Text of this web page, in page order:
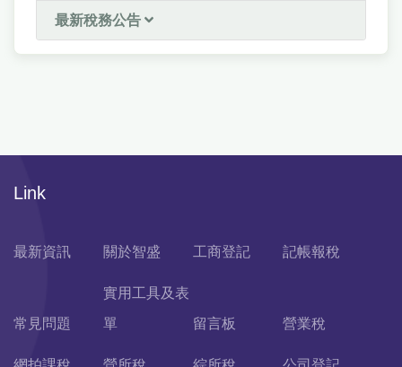
最新稅務公告
Link
最新資訊 關於智盛 工商登記 記帳報稅
常見問題
實用工具及表
單
留言板 營業稅